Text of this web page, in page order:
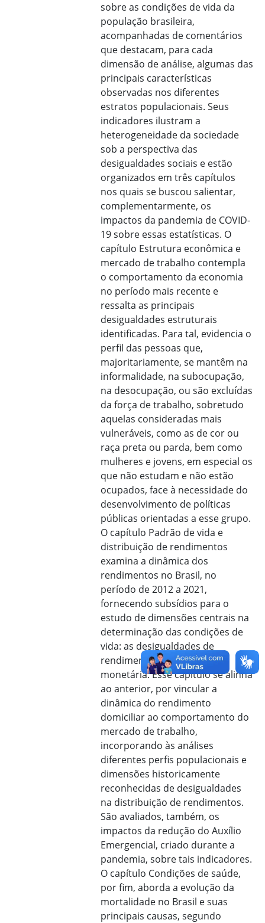
sobre as condições de vida da
população brasileira,
acompanhadas de comentários
que destacam, para cada
dimensão de análise, algumas das
principais características
observadas nos diferentes
estratos populacionais. Seus
indicadores ilustram a
heterogeneidade da sociedade
sob a perspectiva das
desigualdades sociais e estão
organizados em três capítulos
nos quais se buscou salientar,
complementarmente, os
impactos da pandemia de COVID-
19 sobre essas estatísticas. O
capítulo Estrutura econômica e
mercado de trabalho contempla
o comportamento da economia
no período mais recente e
ressalta as principais
desigualdades estruturais
identificadas. Para tal, evidencia o
perfil das pessoas que,
majoritariamente, se mantêm na
informalidade, na subocupação,
na desocupação, ou são excluídas
da força de trabalho, sobretudo
aquelas consideradas mais
vulneráveis, como as de cor ou
raça preta ou parda, bem como
mulheres e jovens, em especial os
que não estudam e não estão
ocupados, face à necessidade do
desenvolvimento de políticas
públicas orientadas a esse grupo.
O capítulo Padrão de vida e
distribuição de rendimentos
examina a dinâmica dos
rendimentos no Brasil, no
período de 2012 a 2021,
fornecendo subsídios para o
estudo de dimensões centrais na
determinação das condições de
vida: as desigualdades de
rendimentos e a pobreza
monetária. Esse capítulo se alinha
ao anterior, por vincular a
dinâmica do rendimento
domiciliar ao comportamento do
mercado de trabalho,
incorporando às análises
diferentes perfis populacionais e
dimensões historicamente
reconhecidas de desigualdades
na distribuição de rendimentos.
São avaliados, também, os
impactos da redução do Auxílio
Emergencial, criado durante a
pandemia, sobre tais indicadores.
O capítulo Condições de saúde,
por fim, aborda a evolução da
mortalidade no Brasil e suas
principais causas, segundo